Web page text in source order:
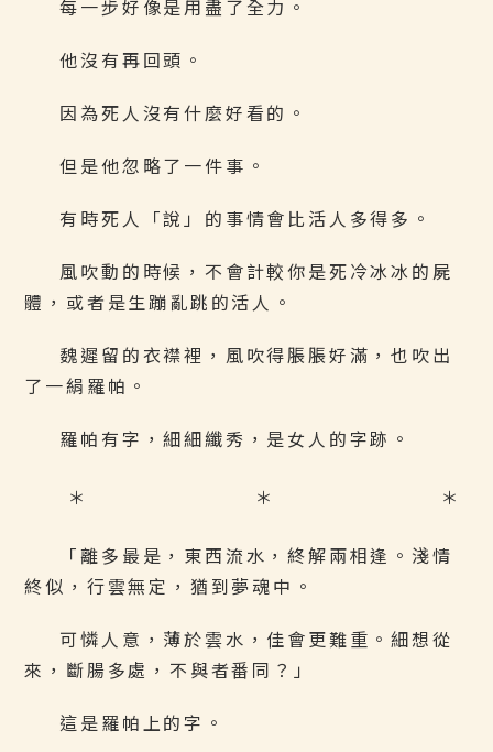
每一步好像是用盡了全力。
他沒有再回頭。
因為死人沒有什麼好看的。
但是他忽略了一件事。
有時死人「說」的事情會比活人多得多。
風吹動的時候，不會計較你是死冷冰冰的屍
體，或者是生蹦亂跳的活人。
魏遲留的衣襟裡，風吹得脹脹好滿，也吹出
了一絹羅帕。
羅帕有字，細細纖秀，是女人的字跡。
＊ ＊ ＊
「離多最是，東西流水，終解兩相逢。淺情
終似，行雲無定，猶到夢魂中。
可憐人意，薄於雲水，佳會更難重。細想從
來，斷腸多處，不與者番同？」
這是羅帕上的字。